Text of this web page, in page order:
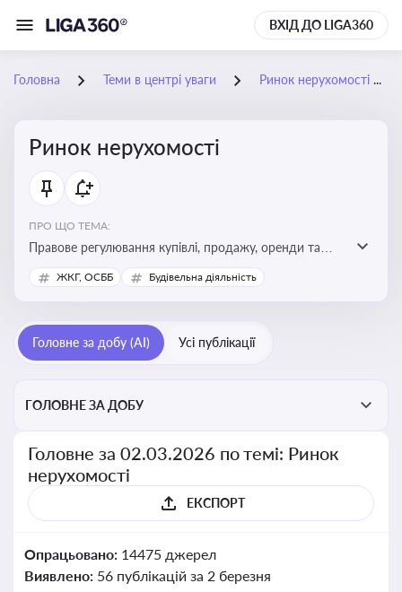
ВХІД ДО LIGA360
Головна Теми в центрі уваги Ринок нерухомості
Ринок нерухомості
ПРО ЩО ТЕМА:
Правове регулювання купівлі, продажу, оренди та
управління нерухомістю, що є ключовим для бізнесу,
інвесторів, забудовників і власників об’єктів майна
ЖКГ, ОСББ Будівельна діяльність
Головне за добу (AI) Усі публікації
ГОЛОВНЕ ЗА ДОБУ
Головне за 02.03.2026 по темі: Ринок
нерухомості
ЕКСПОРТ
Опрацьовано: 14475 джерел
Виявлено: 56 публікацій за 2 березня